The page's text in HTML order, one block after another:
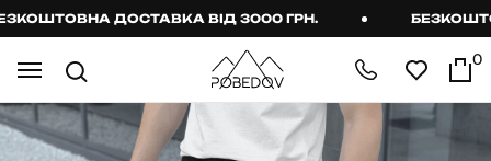
ДОСТАВКА ВІД 3000 ГРН.
0